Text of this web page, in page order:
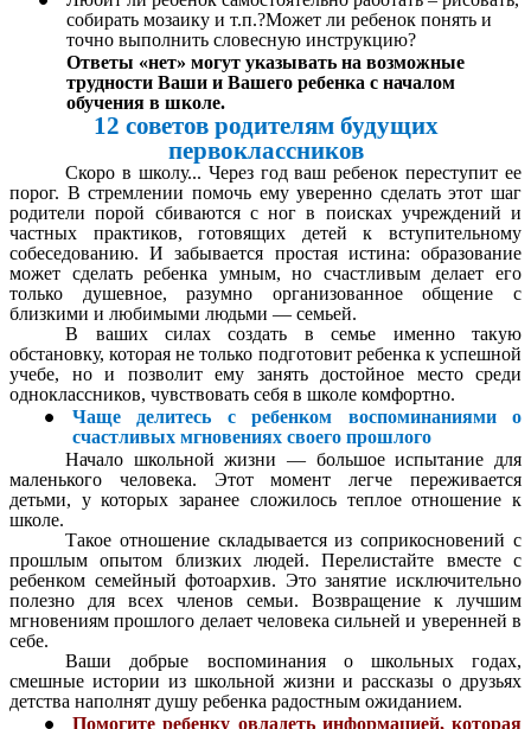
собирать мозаику и т.п.?Может ли ребенок понять и
точно выполнить словесную инструкцию?
Ответы «нет» могут указывать на возможные
трудности Ваши и Вашего ребенка с началом
обучения в школе.
12 советов родителям будущих
первоклассников
Скоро в школу... Через год ваш ребенок переступит ее
порог. В стремлении помочь ему уверенно сделать этот шаг
родители порой сбиваются с ног в поисках учреждений и
частных практиков, готовящих детей к вступительному
собеседованию. И забывается простая истина: образование
может сделать ребенка умным, но счастливым делает его
только душевное, разумно организованное общение с
близкими и любимыми людьми — семьей.
В ваших силах создать в семье именно такую
обстановку, которая не только подготовит ребенка к успешной
учебе, но и позволит ему занять достойное место среди
одноклассников, чувствовать себя в школе комфортно.
Чаще делитесь с ребенком воспоминаниями о
счастливых мгновениях своего прошлого
Начало школьной жизни — большое испытание для
маленького человека. Этот момент легче переживается
детьми, у которых заранее сложилось теплое отношение к
школе.
Такое отношение складывается из соприкосновений с
прошлым опытом близких людей. Перелистайте вместе с
ребенком семейный фотоархив. Это занятие исключительно
полезно для всех членов семьи. Возвращение к лучшим
мгновениям прошлого делает человека сильней и уверенней в
себе.
Ваши добрые воспоминания о школьных годах,
смешные истории из школьной жизни и рассказы о друзьях
детства наполнят душу ребенка радостным ожиданием.
Помогите ребенку овладеть информацией, которая